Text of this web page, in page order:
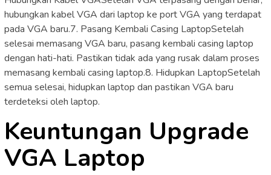
hubungkan kabel VGA dari laptop ke port VGA yang terdapat
pada VGA baru.7. Pasang Kembali Casing LaptopSetelah
selesai memasang VGA baru, pasang kembali casing laptop
dengan hati-hati. Pastikan tidak ada yang rusak dalam proses
memasang kembali casing laptop.8. Hidupkan LaptopSetelah
semua selesai, hidupkan laptop dan pastikan VGA baru
terdeteksi oleh laptop.
Keuntungan Upgrade
VGA Laptop